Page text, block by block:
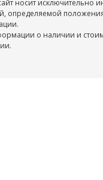
носит исключительно
определяемой
о наличии и